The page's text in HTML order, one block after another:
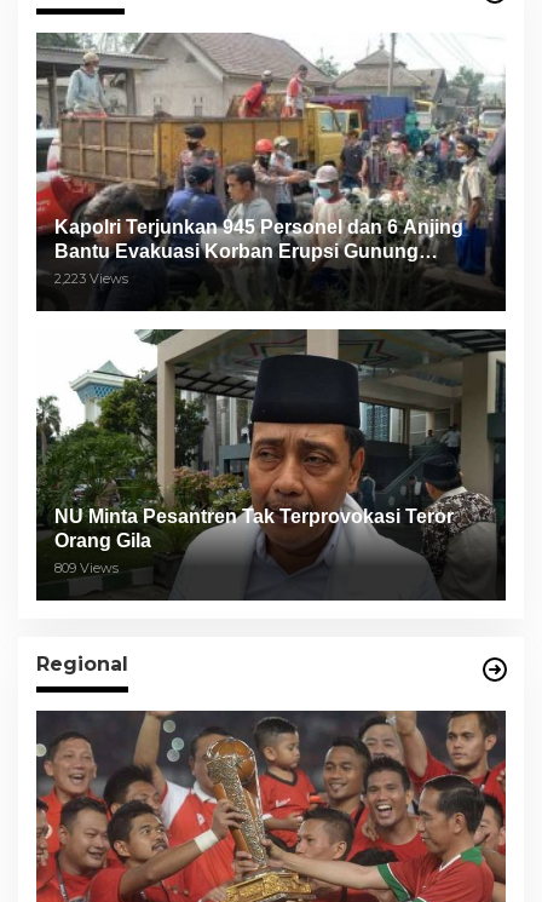
Kapolri Terjunkan 945 Personel dan 6 Anjing
Bantu Evakuasi Korban Erupsi Gunung
Semeru
2,223 Views
NU Minta Pesantren Tak Terprovokasi Teror
Orang Gila
809 Views
Regional